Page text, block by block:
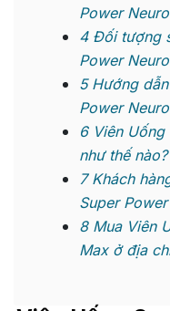
Power
4Đối tượng
Power
5Hướng dẫn
Power
6Viên Uống
như thế nào?
7Khách
Super
8Mua Viên
Max ở địa